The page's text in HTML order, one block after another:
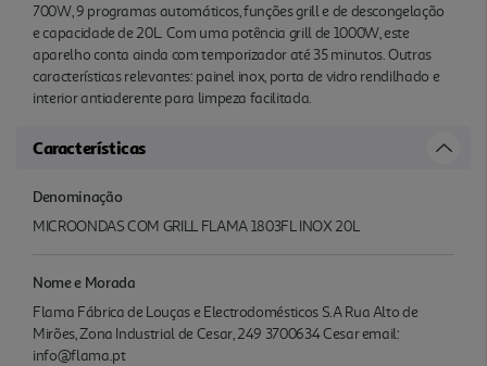
700W, 9 programas automáticos, funções grill e de descongelação
e capacidade de 20L. Com uma potência grill de 1000W, este
aparelho conta ainda com temporizador até 35 minutos. Outras
características relevantes: painel inox, porta de vidro rendilhado e
interior antiaderente para limpeza facilitada.
Características
Denominação
MICROONDAS COM GRILL FLAMA 1803FL INOX 20L
Nome e Morada
Flama Fábrica de Louças e Electrodomésticos S.A Rua Alto de
Mirões, Zona Industrial de Cesar, 249 3700634 Cesar email:
info@flama.pt